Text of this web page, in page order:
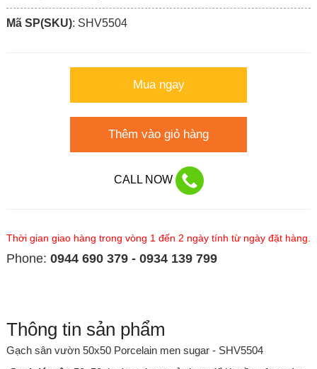
Mã SP(SKU): SHV5504
Mua ngay
Thêm vào giỏ hàng
CALL NOW
Thời gian giao hàng trong vòng 1 đến 2 ngày tính từ ngày đặt hàng.
Phone: 0944 690 379 - 0934 139 799
Thông tin sản phẩm
Gạch sân vườn 50x50 Porcelain men sugar - SHV5504